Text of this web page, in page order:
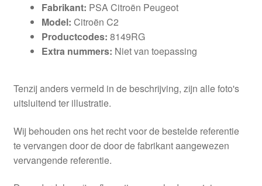
Fabrikant: PSA Citroën Peugeot
Model: Citroën C2
Productcodes: 8149RG
Extra nummers: Niet van toepassing
Tenzij anders vermeld in de beschrijving, zijn alle foto's
uitsluitend ter illustratie.
Wij behouden ons het recht voor de bestelde referentie
te vervangen door de door de fabrikant aangewezen
vervangende referentie.